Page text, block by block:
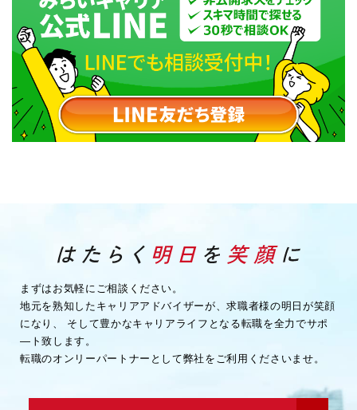
まずはお気軽にご相談ください。
地元を熟知したキャリアアドバイザーが、求職者様の明日が笑顔
になり、
そして豊かなキャリアライフとなる転職を全力でサポ
―ト致します。
転職のオンリーパートナーとして弊社をご利用くださいませ。